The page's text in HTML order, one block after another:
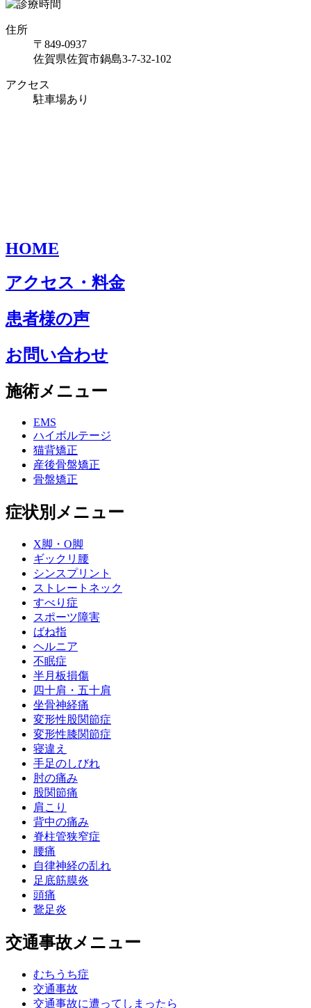
住所
〒849-0937
佐賀県佐賀市鍋島3-7-32-102
アクセス
駐車場あり
HOME
アクセス・料金
患者様の声
お問い合わせ
施術メニュー
EMS
ハイボルテージ
猫背矯正
産後骨盤矯正
骨盤矯正
症状別メニュー
X脚・O脚
ギックリ腰
シンスプリント
ストレートネック
すべり症
スポーツ障害
ばね指
ヘルニア
不眠症
半月板損傷
四十肩・五十肩
坐骨神経痛
変形性股関節症
変形性膝関節症
寝違え
手足のしびれ
肘の痛み
股関節痛
肩こり
背中の痛み
脊柱管狭窄症
腰痛
自律神経の乱れ
足底筋膜炎
頭痛
鵞足炎
交通事故メニュー
むちうち症
交通事故
交通事故に遭ってしまったら